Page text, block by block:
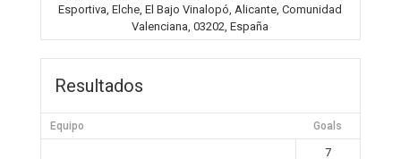
Esportiva, Elche, El Bajo Vinalopó, Alicante, Comunidad
Valenciana, 03202, España
Resultados
Equipo Goals
7